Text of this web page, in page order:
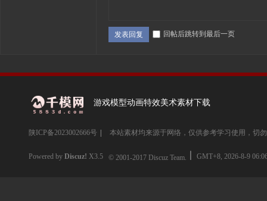
发表回复 回帖后跳转到最后一页
游戏模型动画特效美术素材下载
陕ICP备2023002666号 本站素材均来源于网络，仅供参考学习使用，切
Powered by Discuz! X3.5 © 2001-2017 Discuz Team. GMT+8, 2026-8-9